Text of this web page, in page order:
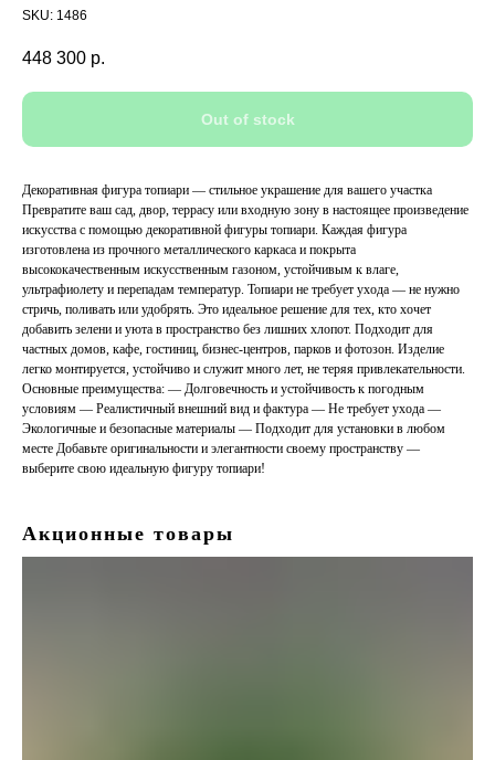
SKU: 1486
448 300 р.
Out of stock
Декоративная фигура топиари — стильное украшение для вашего участка
Превратите ваш сад, двор, террасу или входную зону в настоящее произведение
искусства с помощью декоративной фигуры топиари. Каждая фигура
изготовлена из прочного металлического каркаса и покрыта
высококачественным искусственным газоном, устойчивым к влаге,
ультрафиолету и перепадам температур. Топиари не требует ухода — не нужно
стричь, поливать или удобрять. Это идеальное решение для тех, кто хочет
добавить зелени и уюта в пространство без лишних хлопот. Подходит для
частных домов, кафе, гостиниц, бизнес-центров, парков и фотозон. Изделие
легко монтируется, устойчиво и служит много лет, не теряя привлекательности.
Основные преимущества: — Долговечность и устойчивость к погодным
условиям — Реалистичный внешний вид и фактура — Не требует ухода —
Экологичные и безопасные материалы — Подходит для установки в любом
месте Добавьте оригинальности и элегантности своему пространству —
выберите свою идеальную фигуру топиари!
Акционные товары